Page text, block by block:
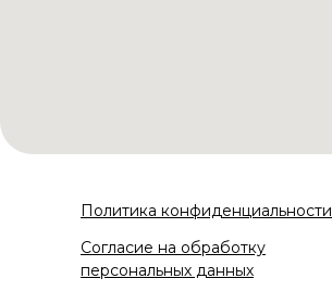
Согласие на обработку
персональных данных
Политика конфиденциальности